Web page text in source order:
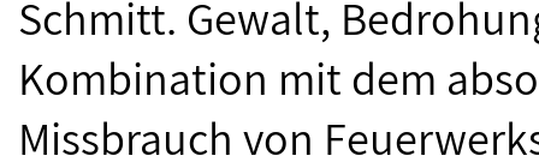
Schmitt. Gewalt,
Kombination mit dem
Missbrauch von